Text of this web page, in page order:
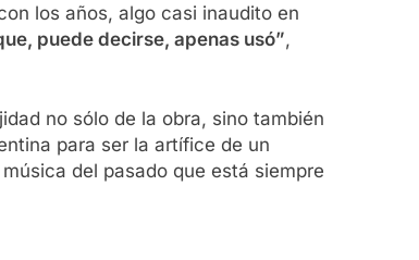
los años, algo casi inaudito en
puede decirse, apenas usó”,
no sólo de la obra, sino también
para ser la artífice de un
del pasado que está siempre